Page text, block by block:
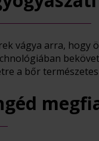
vágya arra, hogy
a bőr